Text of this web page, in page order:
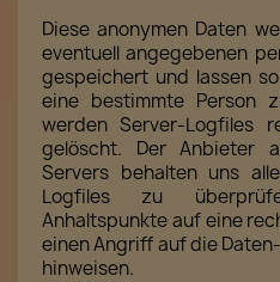
Diese anonymen Daten
eventuell angegebenen
gespeichert und lassen
eine bestimmte Person
werden Server-Logfiles
gelöscht. Der Anbieter
Servers behalten uns
Logfiles zu
Anhaltspunkte auf eine
einen Angriff auf die
hinweisen.